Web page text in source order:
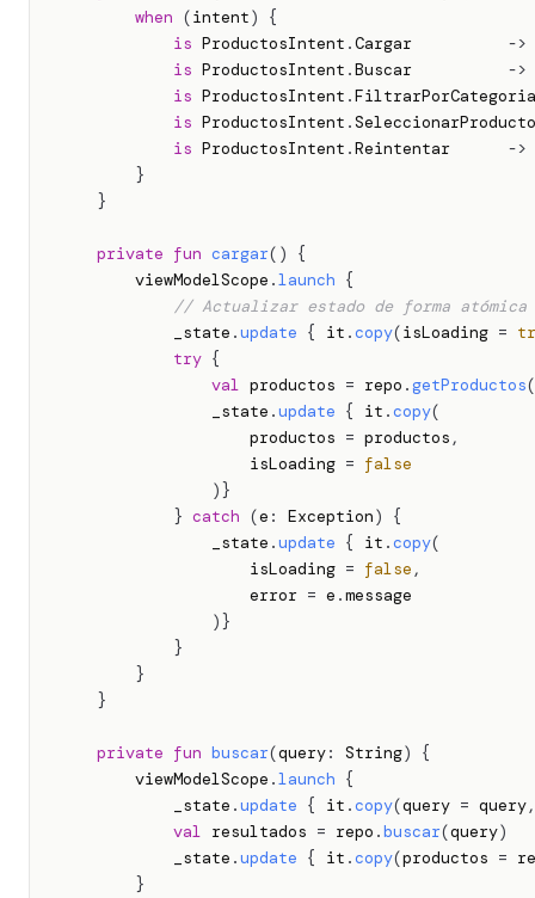
when (intent)
{
is ProductosIntent .Cargar ->
is ProductosIntent .Buscar ->
is ProductosIntent .
is ProductosIntent .
is ProductosIntent .Reintentar ->
}
}
private fun cargar( )
{
        viewModelScope
.launch {
// Actualizar estado de forma atómica
            _state
.update { it .copy(isLoading =
try {
val productos = repo .getProductos(
                _state
.update { it .copy(
                    productos
= productos ,
                    isLoading
= false
) }
} catch (e : Exception)
{
                _state
.update { it .copy(
                    isLoading
= false ,
                    error
= e .message
) }
}
}
}
private fun buscar(query: String)
{
        viewModelScope
.launch {
            _state
.update { it .copy(query = query,
val resultados = repo .buscar(query)
            _state
.update { it .copy(productos =
}